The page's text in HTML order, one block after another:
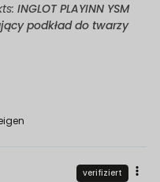
INGLOT PLAYINN YSM
podkład do twarzy
verifiziert